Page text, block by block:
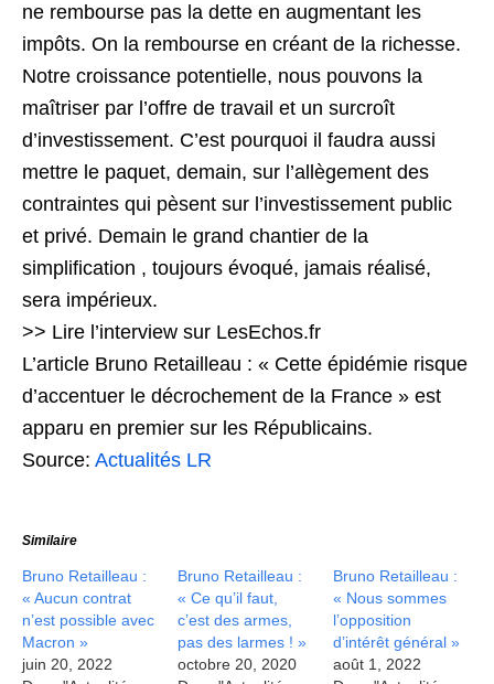
ne rembourse pas la dette en augmentant les
impôts. On la rembourse en créant de la richesse.
Notre croissance potentielle, nous pouvons la
maîtriser par l’offre de travail et un surcroît
d’investissement. C’est pourquoi il faudra aussi
mettre le paquet, demain, sur l’allègement des
contraintes qui pèsent sur l’investissement public
et privé. Demain le grand chantier de la
simplification , toujours évoqué, jamais réalisé,
sera impérieux.
>> Lire l’interview sur LesEchos.fr
L’article Bruno Retailleau : « Cette épidémie risque
d’accentuer le décrochement de la France » est
apparu en premier sur les Républicains.
Source: Actualités LR
Similaire
Bruno Retailleau :
« Aucun contrat
n’est possible avec
Macron »
juin 20, 2022
Bruno Retailleau :
« Ce qu’il faut,
c’est des armes,
pas des larmes ! »
octobre 20, 2020
Bruno Retailleau :
« Nous sommes
l’opposition
d’intérêt général »
août 1, 2022